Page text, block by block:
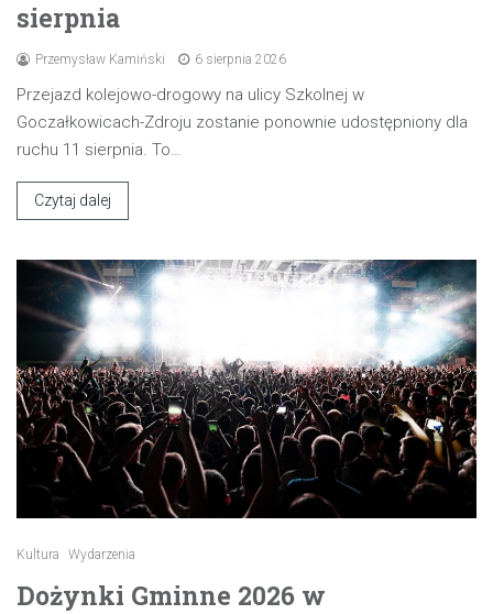
sierpnia
Przemysław Kamiński 6 sierpnia 2026
Przejazd kolejowo-drogowy na ulicy Szkolnej w
Goczałkowicach-Zdroju zostanie ponownie udostępniony dla
ruchu 11 sierpnia. To…
Czytaj dalej
Kultura Wydarzenia
Dożynki Gminne 2026 w